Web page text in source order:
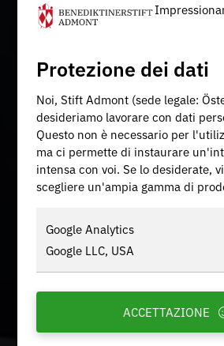
Protezione dei dati
Noi, Stift Admont (sede legale:
desideriamo lavorare con dati
Questo non è necessario per
ma ci permette di instaurare
intensa con voi. Se lo desiderate,
scegliere un'ampia gamma di
Google Analytics
Google LLC, USA
ACCETTAZIONE